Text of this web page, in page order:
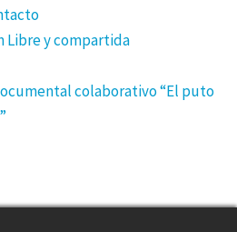
Libre y compartida
colaborativo “El puto